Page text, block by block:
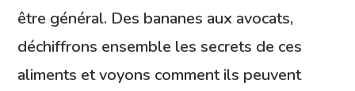
être général. Des bananes aux avocats,
déchiffrons ensemble les secrets de ces
aliments et voyons comment ils peuvent